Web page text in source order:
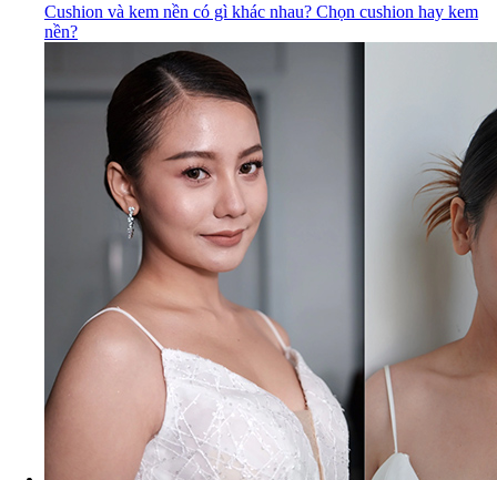
Cushion và kem nền có gì khác nhau? Chọn cushion hay kem
nền?